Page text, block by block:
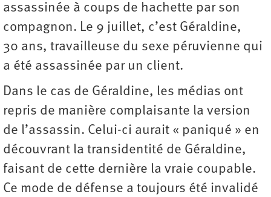
assassinée à coups de hachette par son
compagnon. Le 9 juillet, c’est Géraldine,
30 ans, travailleuse du sexe péruvienne qui
a été assassinée par un client.
Dans le cas de Géraldine, les médias ont
repris de manière complaisante la version
de l’assassin. Celui-ci aurait « paniqué » en
découvrant la transidentité de Géraldine,
faisant de cette dernière la vraie coupable.
Ce mode de défense a toujours été invalidé